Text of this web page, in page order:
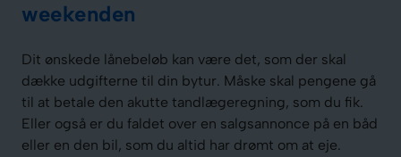
weekenden
Dit ønskede lånebeløb kan være det, som der skal
dække udgifterne til din bytur. Måske skal pengene gå
til at betale den akutte tandlægeregning, som du fik.
Eller også er du faldet over en salgsannonce på en båd
eller en den bil, som du altid har drømt om at eje.